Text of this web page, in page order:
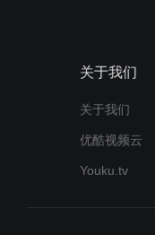
关于我们
关于我们
优酷视频云
Youku.tv